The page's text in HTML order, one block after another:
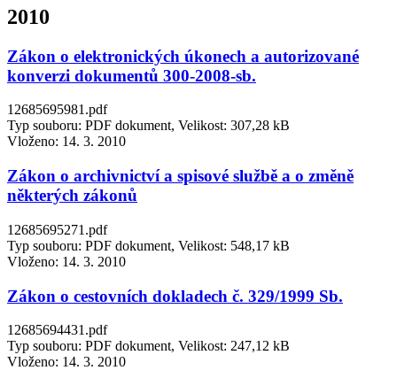
2010
Zákon o elektronických úkonech a autorizované
konverzi dokumentů 300-2008-sb.
12685695981.pdf
Typ souboru: PDF dokument, Velikost: 307,28 kB
Vloženo: 14. 3. 2010
Zákon o archivnictví a spisové službě a o změně
některých zákonů
12685695271.pdf
Typ souboru: PDF dokument, Velikost: 548,17 kB
Vloženo: 14. 3. 2010
Zákon o cestovních dokladech č. 329/1999 Sb.
12685694431.pdf
Typ souboru: PDF dokument, Velikost: 247,12 kB
Vloženo: 14. 3. 2010